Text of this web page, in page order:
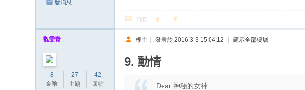
發消息
回復
魏雯青
8
金幣
27
主題
42
回帖
樓主 | 發表於 2016-3-3 15:04:12 | 顯示全部樓層
9. 動情
Dear 神秘的女神